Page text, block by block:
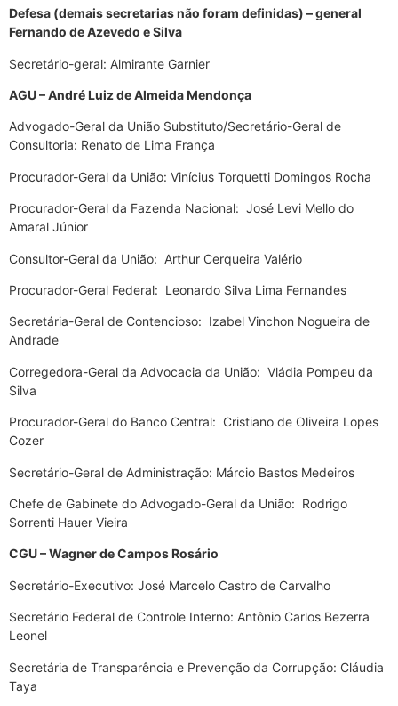
Defesa (demais secretarias não foram definidas) – general
Fernando de Azevedo e Silva
Secretário-geral: Almirante Garnier
AGU – André Luiz de Almeida Mendonça
Advogado-Geral da União Substituto/Secretário-Geral de
Consultoria: Renato de Lima França
Procurador-Geral da União: Vinícius Torquetti Domingos Rocha
Procurador-Geral da Fazenda Nacional: José Levi Mello do
Amaral Júnior
Consultor-Geral da União: Arthur Cerqueira Valério
Procurador-Geral Federal: Leonardo Silva Lima Fernandes
Secretária-Geral de Contencioso: Izabel Vinchon Nogueira de
Andrade
Corregedora-Geral da Advocacia da União: Vládia Pompeu da
Silva
Procurador-Geral do Banco Central: Cristiano de Oliveira Lopes
Cozer
Secretário-Geral de Administração: Márcio Bastos Medeiros
Chefe de Gabinete do Advogado-Geral da União: Rodrigo
Sorrenti Hauer Vieira
CGU – Wagner de Campos Rosário
Secretário-Executivo: José Marcelo Castro de Carvalho
Secretário Federal de Controle Interno: Antônio Carlos Bezerra
Leonel
Secretária de Transparência e Prevenção da Corrupção: Cláudia
Taya